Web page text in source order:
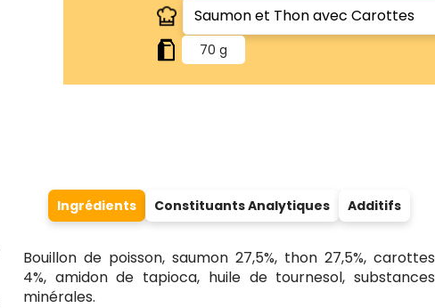
70 g
Ingrédients Constituants Analytiques Additifs
Bouillon de poisson, saumon 27,5%, thon 27,5%, carottes
4%, amidon de tapioca, huile de tournesol, substances
minérales.